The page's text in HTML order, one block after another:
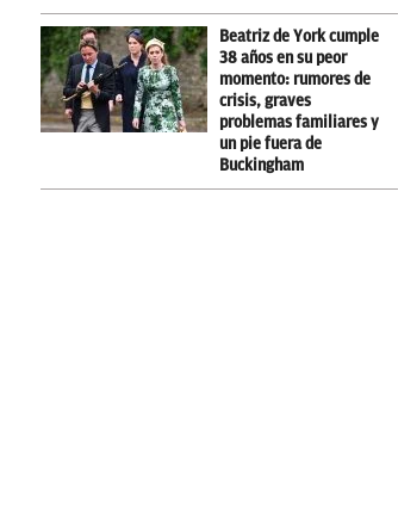
Beatriz de York cumple
38 años en su peor
momento: rumores de
crisis, graves
problemas familiares y
un pie fuera de
Buckingham